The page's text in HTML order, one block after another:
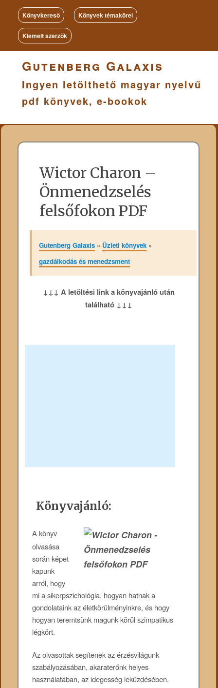
Könyvkereső Könyvek témakörei
Kiemelt szerzők
Gutenberg Galaxis
Ingyen letölthető magyar nyelvű
pdf könyvek, e-bookok
Wictor Charon –
Önmenedzselés
felsőfokon PDF
Gutenberg Galaxis» Üzleti könyvek»
gazdálkodás és menedzsment
↓↓↓ A letöltési link a könyvajánló után
található ↓↓↓
Könyvajánló:
A könyv
olvasása
során képet
kapunk
arról, hogy
mi a sikerpszichológia, hogyan hatnak a
gondolataink az életkörülményinkre, és hogy
hogyan teremtsünk magunk körül szimpatikus
légkört.
Az olvasottak segítenek az érzésvilágunk
szabályozásában, akaraterőnk helyes
használatában, az idegesség leküzdésében.